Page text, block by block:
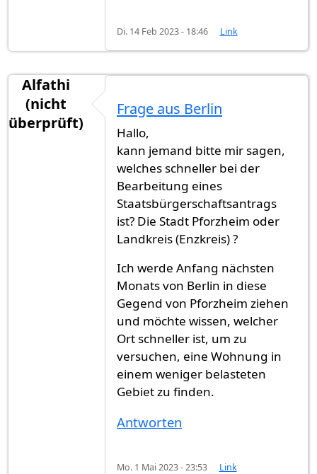
Di. 14 Feb 2023 - 18:46 Link
Alfathi
(nicht
überprüft)
Frage aus Berlin
Hallo,
kann jemand bitte mir sagen,
welches schneller bei der
Bearbeitung eines
Staatsbürgerschaftsantrags
ist? Die Stadt Pforzheim oder
Landkreis (Enzkreis) ?
Ich werde Anfang nächsten
Monats von Berlin in diese
Gegend von Pforzheim ziehen
und möchte wissen, welcher
Ort schneller ist, um zu
versuchen, eine Wohnung in
einem weniger belasteten
Gebiet zu finden.
Antworten
Mo. 1 Mai 2023 - 23:53 Link